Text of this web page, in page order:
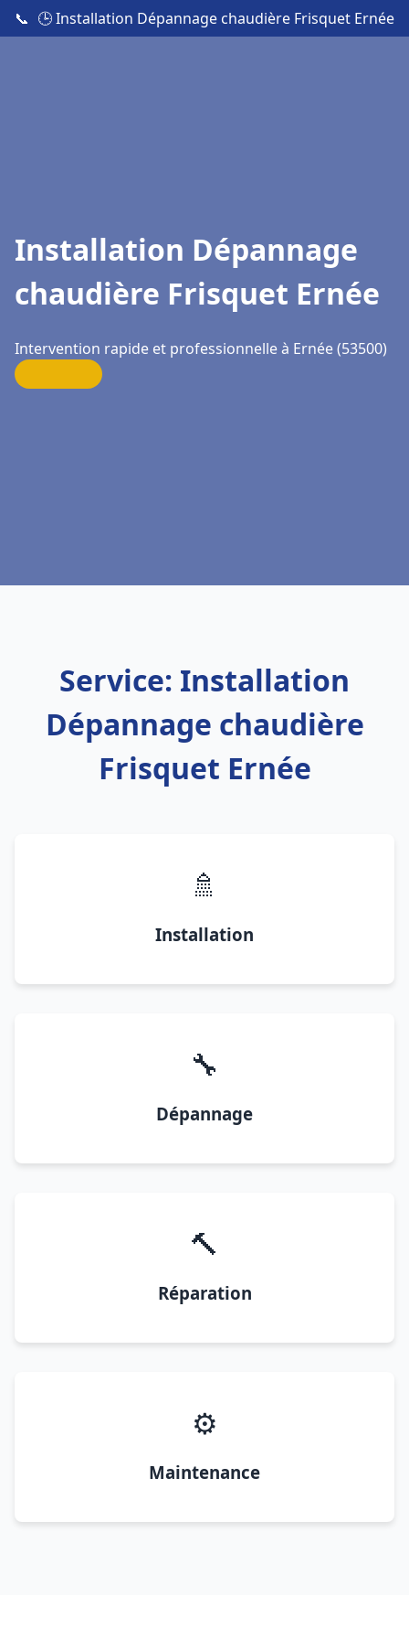
📞 🕒 Installation Dépannage chaudière Frisquet Ernée
Installation Dépannage
chaudière Frisquet Ernée
Intervention rapide et professionnelle à Ernée (53500)
Service: Installation
Dépannage chaudière
Frisquet Ernée
🚿
Installation
🔧
Dépannage
🔨
Réparation
⚙️
Maintenance